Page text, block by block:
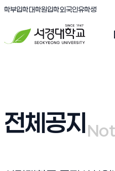
서경대학교
학부입학(새창 열림)
대학원입학(새창 열림)
외국인유학생(새창
전체공지